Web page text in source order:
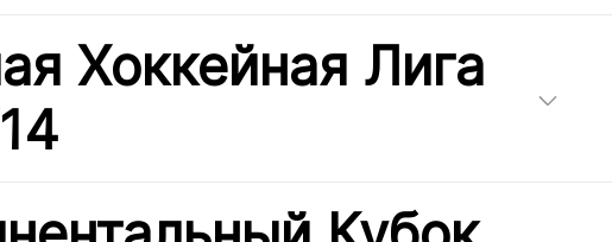
Хоккейная Лига